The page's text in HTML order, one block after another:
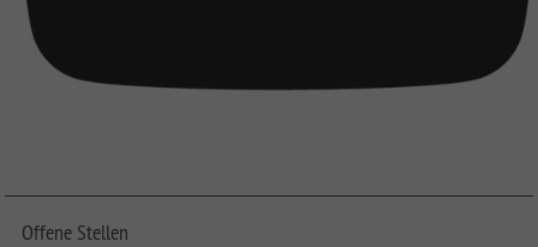
Offene Stellen